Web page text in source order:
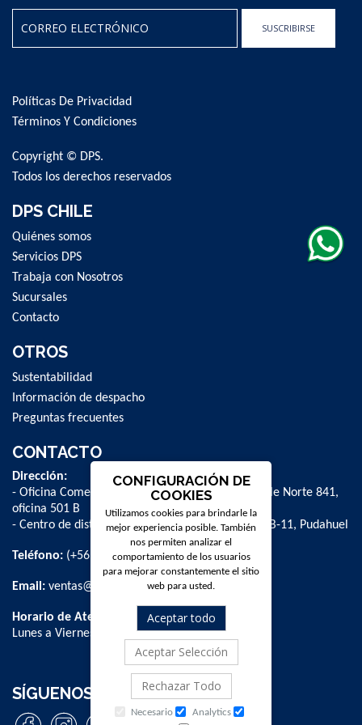
Our
Newsletter:
SUSCRIBIRSE
Políticas De Privacidad
Términos Y Condiciones
Copyright © DPS.
Todos los derechos reservados
DPS CHILE
Quiénes somos
Servicios DPS
Trabaja con Nosotros
Sucursales
Contacto
OTROS
Sustentabilidad
Información de despacho
Preguntas frecuentes
CONTACTO
Dirección:
- Oficina Comercial y administrativa: Avenida Valle Norte 841,
oficina 501 B
- Centro de distribución: La Farfana 500, bodega B-11, Pudahuel
Teléfono: (+56 2) 2 584 8900
Email: ventas@dpschile.cl
Horario de Atención:
Lunes a Viernes / 09:00 a 16:00 hrs
SÍGUENOS
CONFIGURACIÓN DE
COOKIES
Utilizamos cookies para brindarle la
mejor experiencia posible. También
nos permiten analizar el
comportamiento de los usuarios
para mejorar constantemente el sitio
web para usted.
Aceptar todo
Aceptar Selección
Rechazar Todo
Necesario
Analytics